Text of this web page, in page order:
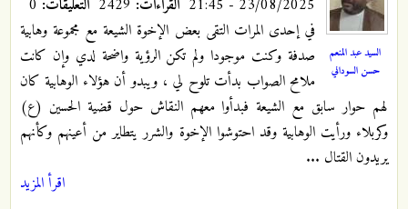
السيد عبد المنعم
حسن السوداني
23/08/2025 - 21:45 القراءات: التعليقات:
في إحدى المرات التقى بعض الإخوة الشيعة مع مجموعة وهابية
صدفة وكنت موجودا ولم تكن الرؤية واضحة لدي وإن كانت
ملامح الصواب بدأت تلوح لي ، ويبدو أن هؤلاء الوهابية كان
لهم حوار سابق مع الشيعة فبدأوا معهم النقاش حول قضية الحسين (ع)
وكربلاء ورأيت الوهابية وقد احتوشوا الإخوة والشرر يتطاير من أعينهم وكأنهم
يريدون القتال ...
اقرأ المزيد